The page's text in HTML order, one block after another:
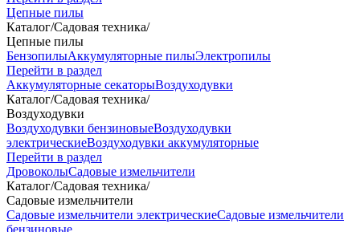
Цепные пилы
Каталог/Садовая техника/
Цепные пилы
БензопилыАккумуляторные пилыЭлектропилы
Перейти в раздел
Аккумуляторные секаторыВоздуходувки
Каталог/Садовая техника/
Воздуходувки
Воздуходувки бензиновыеВоздуходувки
электрическиеВоздуходувки аккумуляторные
Перейти в раздел
ДровоколыСадовые измельчители
Каталог/Садовая техника/
Садовые измельчители
Садовые измельчители электрическиеСадовые измельчители
бензиновые